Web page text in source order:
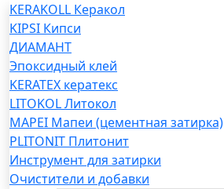
KERAKOLL Керакол
KIPSI Кипси
ДИАМАНТ
Эпоксидный клей
KERATEX кератекс
LITOKOL Литокол
MAPEI Мапеи (цементная затирка)
PLITONIT Плитонит
Инструмент для затирки
Очистители и добавки